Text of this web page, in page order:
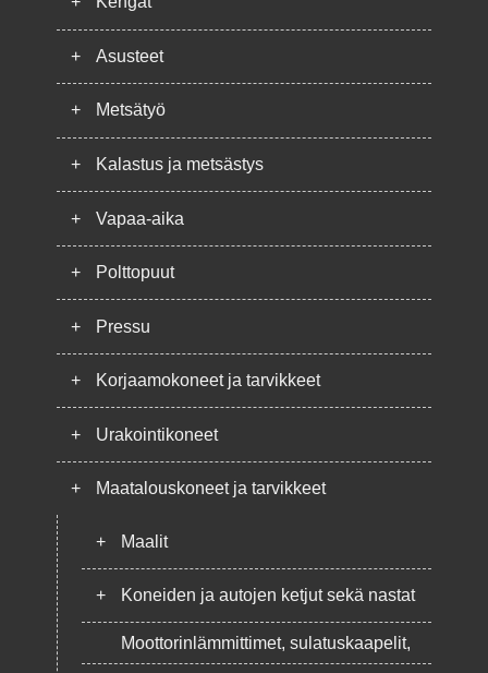
+ Asusteet
+ Metsätyö
+ Kalastus ja metsästys
+ Vapaa-aika
+ Polttopuut
+ Pressu
+ Korjaamokoneet ja tarvikkeet
+ Urakointikoneet
+ Maatalouskoneet ja tarvikkeet
+ Maalit
+ Koneiden ja autojen ketjut sekä nastat
Moottorinlämmittimet, sulatuskaapelit,